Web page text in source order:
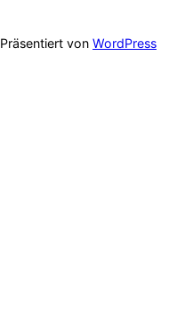
Präsentiert von WordPress